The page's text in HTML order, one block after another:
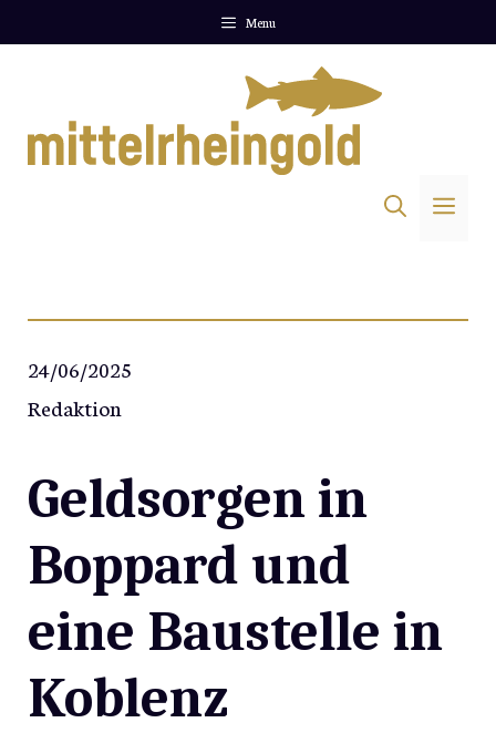
Menu
24/06/2025
Redaktion
Geldsorgen in
Boppard und
eine Baustelle in
Koblenz